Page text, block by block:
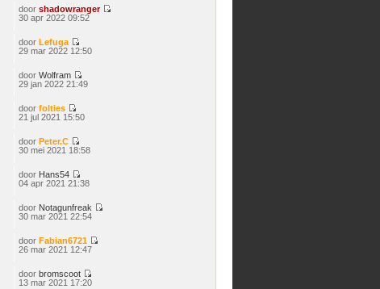
door shadowranger
30 apr 2022 09:52
door Lefuga
Bekijk
29 mar 2022 12:50
door Wolfram
Bekijk
29 jan 2022 21:49
door folties
Bekijk
21 jul 2021 15:50
door Peter.C
Bekijk
30 mei 2021 18:58
door Hans54
Bekijk
04 apr 2021 21:38
door Notagunfreak
30 mar 2021 22:54
door Fabian6721
26 mar 2021 12:47
door bromscoot
Bekijk
13 mar 2021 17:20